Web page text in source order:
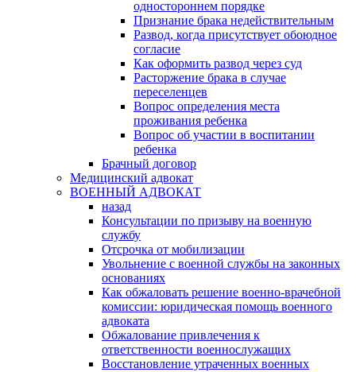
одностороннем порядке
Признание брака недействительным
Развод, когда присутствует обоюдное
согласие
Как оформить развод через суд
Расторжение брака в случае
переселенцев
Вопрос определения места
проживания ребенка
Вопрос об участии в воспитании
ребенка
Брачный договор
Медицинский адвокат
ВОЕННЫЙ АДВОКАТ
назад
Консультации по призыву на военную
службу
Отсрочка от мобилизации
Увольнение с военной службы на законных
основаниях
Как обжаловать решение военно-врачебной
комиссии: юридическая помощь военного
адвоката
Обжалование привлечения к
ответственности военнослужащих
Восстановление утраченных военных